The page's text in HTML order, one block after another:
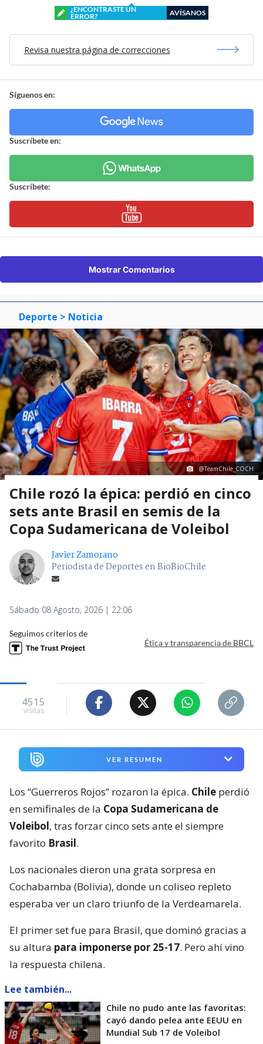
¿ENCONTRASTE UN
ERROR?
AVÍSANOS
Revisa nuestra página de correcciones
Síguenos en:
Suscríbete en:
Suscríbete:
Mostrar Comentarios
Deporte > Noticia
@TeamChile_COCH
Chile rozó la épica: perdió en cinco
sets ante Brasil en semis de la
Copa Sudamericana de Voleibol
Javier Zamorano
Periodista de Deportes en BioBioChile
Sábado 08 Agosto, 2026 | 22:06
Seguimos criterios de
Ética y transparencia de BBCL
4515
visitas
VER RESUMEN
Los “Guerreros Rojos” rozaron la épica. Chile perdió
en semifinales de la Copa Sudamericana de
Voleibol, tras forzar cinco sets ante el siempre
favorito Brasil.
Los nacionales dieron una grata sorpresa en
Cochabamba (Bolivia), donde un coliseo repleto
esperaba ver un claro triunfo de la Verdeamarela.
El primer set fue para Brasil, que dominó gracias a
su altura para imponerse por 25-17. Pero ahí vino
la respuesta chilena.
Lee también...
Chile no pudo ante las favoritas:
cayó dando pelea ante EEUU en
Mundial Sub 17 de Voleibol